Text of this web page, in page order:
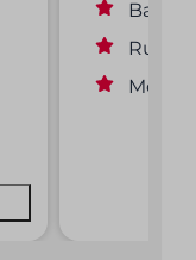
Balkon